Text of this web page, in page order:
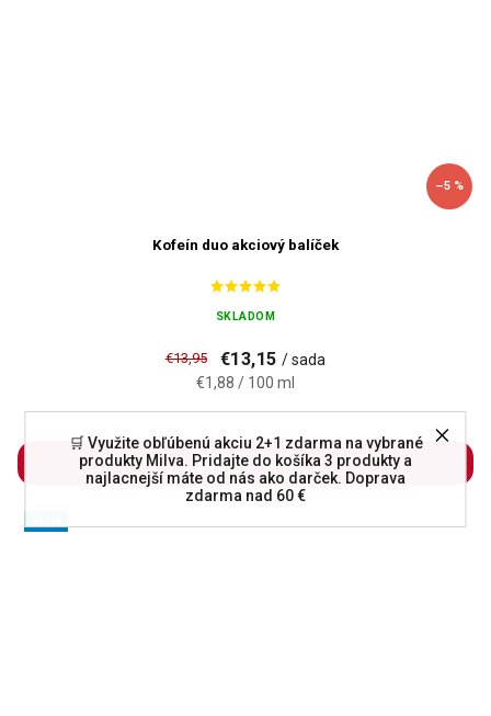
🛒 Využite obľúbenú akciu 2+1 zdarma na vybrané
produkty Milva. Pridajte do košíka 3 produkty a
najlacnejší máte od nás ako darček. Doprava
zdarma nad 60 €
–5 %
Kofeín duo akciový balíček
SKLADOM
€13,95 €13,15/ sada
€1,88 / 100 ml
Do košíka